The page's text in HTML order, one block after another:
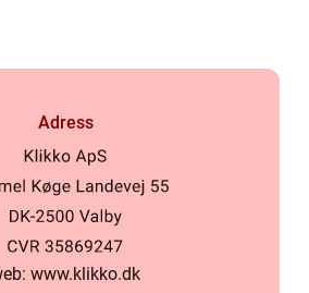
Adress
www.klikko.dk